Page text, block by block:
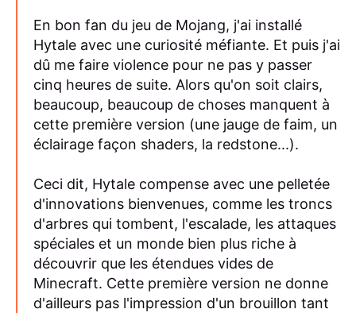
En bon fan du jeu de Mojang, j'ai installé
Hytale avec une curiosité méfiante. Et puis j'ai
dû me faire violence pour ne pas y passer
cinq heures de suite. Alors qu'on soit clairs,
beaucoup, beaucoup de choses manquent à
cette première version (une jauge de faim, un
éclairage façon shaders, la redstone...).
Ceci dit, Hytale compense avec une pelletée
d'innovations bienvenues, comme les troncs
d'arbres qui tombent, l'escalade, les attaques
spéciales et un monde bien plus riche à
découvrir que les étendues vides de
Minecraft. Cette première version ne donne
d'ailleurs pas l'impression d'un brouillon tant